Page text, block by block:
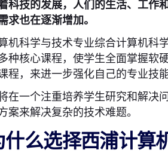
科技的发展，人们的生活、工作
求也在逐渐增加。
机科学与技术专业综合计算机科
种核心课程，使学生全面掌握软
程，来进一步强化自己的专业技能
在一个注重培养学生研究和解决
案来解决复杂的技术难题。
什么选择西浦计算